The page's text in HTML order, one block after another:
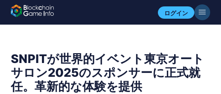
ログイン
SNPITが世界的イベント東京オート
サロン2025のスポンサーに正式就
任。革新的な体験を提供